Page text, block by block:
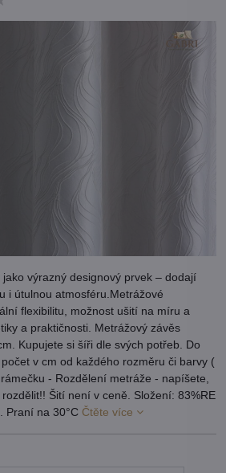
výrazný designový prvek – dodají
i útulnou atmosféru.Metrážové
flexibilitu, možnost ušití na míru a
a praktičnosti. Metrážový závěs
Kupujete si šíři dle svých potřeb. Do
v cm od každého rozměru či barvy (
- Rozdělení metráže - napíšete,
Šití není v ceně. Složení: 83%RE
Praní na 30°C Čtěte více